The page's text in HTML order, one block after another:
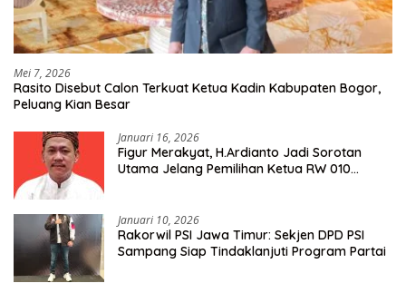
Mei 7, 2026
Rasito Disebut Calon Terkuat Ketua Kadin Kabupaten Bogor,
Peluang Kian Besar
Januari 16, 2026
Figur Merakyat, H.Ardianto Jadi Sorotan
Utama Jelang Pemilihan Ketua RW 010
Januari 10, 2026
Rakorwil PSI Jawa Timur: Sekjen DPD PSI
Sampang Siap Tindaklanjuti Program Partai